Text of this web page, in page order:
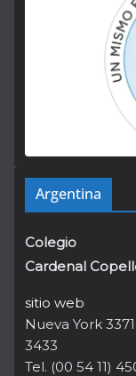
Argentina
Colegio
Cardenal
sitio web
Nueva York
3433
Tel. (00 54 11)